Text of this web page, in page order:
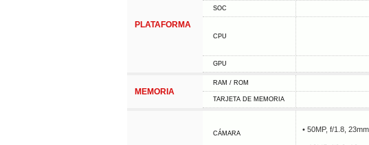
PLATAFORMA
SOC
CPU
GPU
MEMORIA
RAM / ROM
TARJETA DE MEMORIA
CÁMARA
• 50MP, f/1.8,